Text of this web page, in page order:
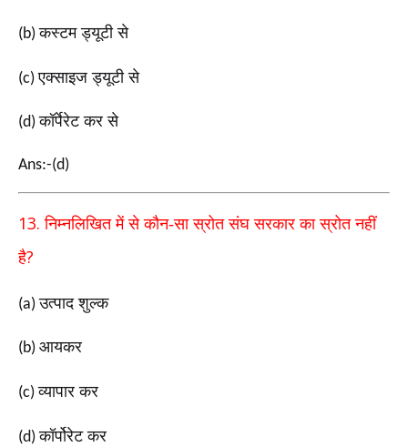
(b)कस्टम ड्यूटी से
(c)एक्साइज ड्यूटी से
(d)कॉर्पेरेट कर से
Ans:-(d)
13.निम्नलिखित में से कौन-सा स्रोत संघ सरकार का स्रोत नहीं
है?
(a)उत्पाद शुल्क
(b) आयकर
(c)व्यापार कर
(d)कॉर्पोरेट कर